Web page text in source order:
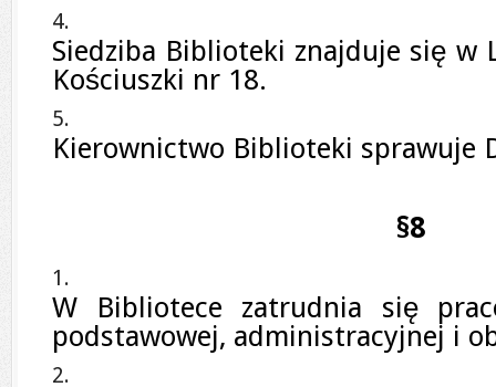
Siedziba Biblioteki znajduje się w
Kościuszki nr 18.
Kierownictwo Biblioteki sprawuje
§8
W Bibliotece zatrudnia się
podstawowej, administracyjnej i